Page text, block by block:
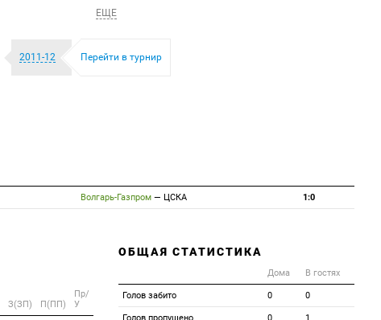
ЕЩЕ
2011-12 Перейти в турнир
Волгарь-Газпром — ЦСКА 1:0
З(ЗП) П(ПП)
Пр/
У
ОБЩАЯ СТАТИСТИКА
Дома В гостях
Голов забито 0 0